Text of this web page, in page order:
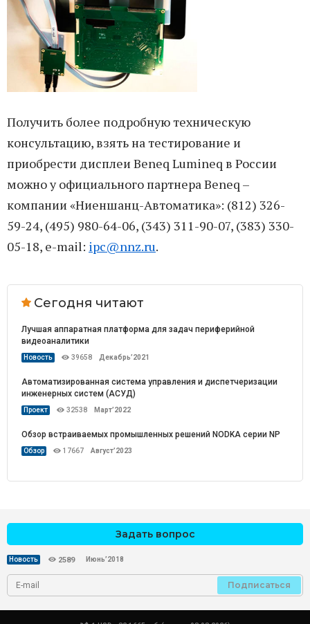
Получить более подробную техническую
консультацию, взять на тестирование и
приобрести дисплеи Beneq Lumineq в России
можно у официального партнера Beneq –
компании «Ниеншанц-Автоматика»: (812) 326-
59-24, (495) 980-64-06, (343) 311-90-07, (383) 330-
05-18, e-mail: ipc@nnz.ru.
Сегодня читают
Лучшая аппаратная платформа для задач периферийной
видеоаналитики
Новость 39658 Декабрь’2021
Автоматизированная система управления и диспетчеризации
инженерных систем (АСУД)
Проект 32538 Март’2022
Обзор встраиваемых промышленных решений NODKA серии NP
Обзор 17667 Август’2023
Задать вопрос
Новость 2589 Июнь’2018
Подписаться